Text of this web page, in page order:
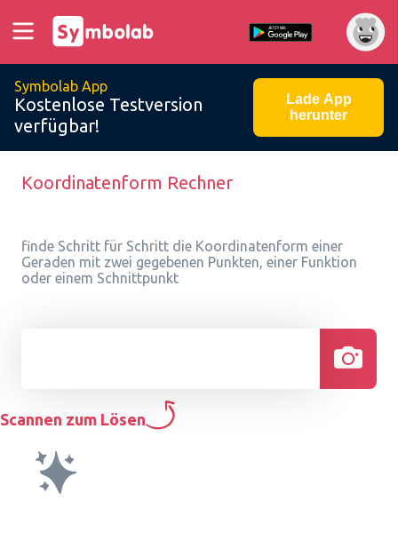
Symbolab App
Kostenlose Testversion
verfügbar!
Lade App
herunter
Koordinatenform Rechner
finde Schritt für Schritt die Koordinatenform einer
Geraden mit zwei gegebenen Punkten, einer Funktion
oder einem Schnittpunkt
Scannen zum Lösen